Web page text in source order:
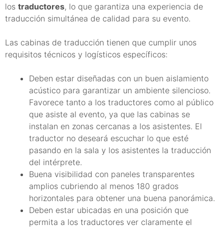
los traductores, lo que garantiza una experiencia de
traducción simultánea de calidad para su evento.
Las cabinas de traducción tienen que cumplir unos
requisitos técnicos y logísticos específicos:
Deben estar diseñadas con un buen aislamiento
acústico para garantizar un ambiente silencioso.
Favorece tanto a los traductores como al público
que asiste al evento, ya que las cabinas se
instalan en zonas cercanas a los asistentes. El
traductor no deseará escuchar lo que esté
pasando en la sala y los asistentes la traducción
del intérprete.
Buena visibilidad con paneles transparentes
amplios cubriendo al menos 180 grados
horizontales para obtener una buena panorámica.
Deben estar ubicadas en una posición que
permita a los traductores ver claramente el